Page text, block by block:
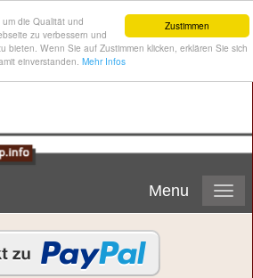
Zustimmen
die Qualität und
zu verbessern und
bieten. Wenn Sie auf Zustimmen klicken, erklären Sie sich
einverstanden. Mehr Infos
Menu